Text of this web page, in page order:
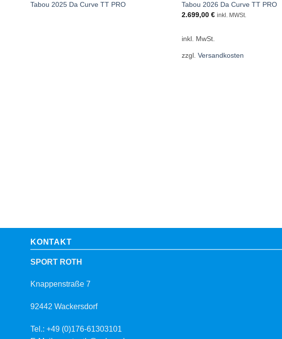
Tabou 2025 Da Curve TT PRO
Tabou 2026 Da Curve TT PRO
2.699,00 € inkl. MWSt.
inkl. MwSt.
zzgl. Versandkosten
KONTAKT
SPORT ROTH
Knappenstraße 7
92442 Wackersdorf
Tel.: +49 (0)176-61303101